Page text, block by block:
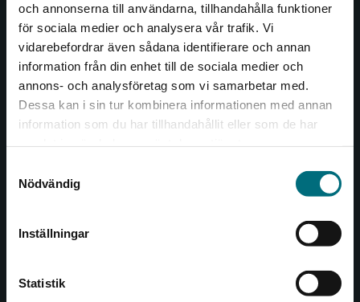
och annonserna till användarna, tillhandahålla funktioner
för sociala medier och analysera vår trafik. Vi
vidarebefordrar även sådana identifierare och annan
information från din enhet till de sociala medier och
annons- och analysföretag som vi samarbetar med.
Dessa kan i sin tur kombinera informationen med annan
information som du har tillhandahållit eller som de har
Nödvändig
Inställningar
Statistik
Begränsad fraktregion
Det verkar som att du besöker
Sverige. För att kunna slutföra ett köp måste
Kontakta oss
Kontakta oss
046-31 20 00
Box 141
Besöksadress:
Åkergränden 1
Kontakta kundservice